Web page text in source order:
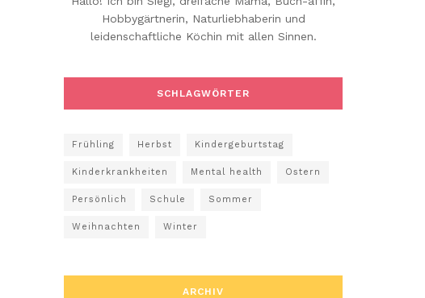
Hobbygärtnerin, Naturliebhaberin und
leidenschaftliche Köchin mit allen Sinnen.
SCHLAGWÖRTER
Frühling Herbst Kindergeburtstag
Kinderkrankheiten Mental health Ostern
Persönlich Schule Sommer
Weihnachten Winter
ARCHIV